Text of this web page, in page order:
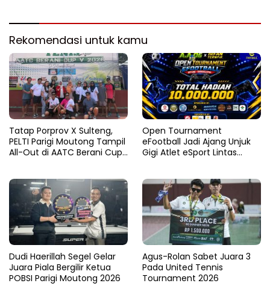
Rekomendasi untuk kamu
Tatap Porprov X Sulteng,
PELTI Parigi Moutong Tampil
All-Out di AATC Berani Cup
Open Tournament
eFootball Jadi Ajang Unjuk
Gigi Atlet eSport Lintas
Dudi Haerillah Segel Gelar
Juara Piala Bergilir Ketua
POBSI Parigi Moutong 2026
Agus-Rolan Sabet Juara 3
Pada United Tennis
Tournament 2026